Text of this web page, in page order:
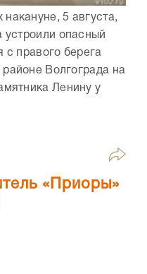
5 августа,
устроили опасный
с правого берега
Волгограда на
Ленину у
«Приоры»